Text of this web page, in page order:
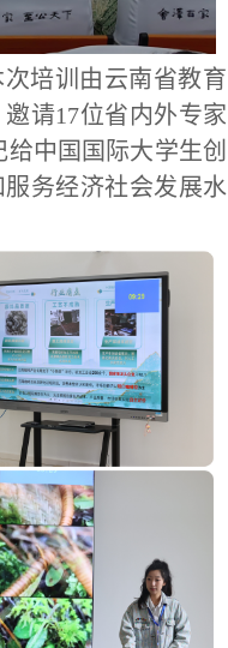
培训由云南省教育
请17位省内外专家
中国国际大学生创
务经济社会发展水